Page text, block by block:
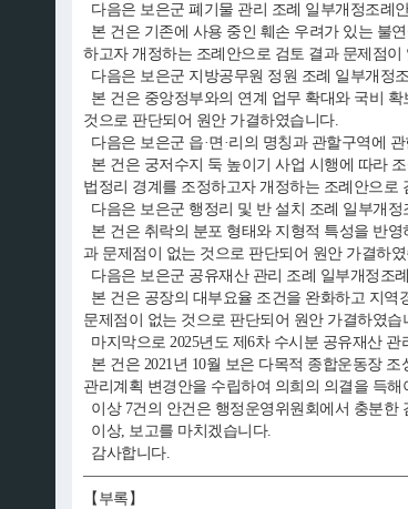
다음은 보은군 폐기물 관리 조례 일부개정조례
본 건은 기존에 사용 중인 훼손 우려가 있는 불
하고자 개정하는 조례안으로 검토 결과 문제점
다음은 보은군 지방공무원 정원 조례 일부개정
본 건은 중앙정부와의 연계 업무 확대와 국비
것으로 판단되어 원안 가결하였습니다.
다음은 보은군 읍·면·리의 명칭과 관할구역에
본 건은 궁저수지 둑 높이기 사업 시행에 따라
법정리 경계를 조정하고자 개정하는 조례안으
다음은 보은군 행정리 및 반 설치 조례 일부개
본 건은 취락의 분포 형태와 지형적 특성을 반
과 문제점이 없는 것으로 판단되어 원안 가결하
다음은 보은군 공유재산 관리 조례 일부개정조
본 건은 공장의 대부요율 조건을 완화하고 지
문제점이 없는 것으로 판단되어 원안 가결하였습
마지막으로 2025년도 제6차 수시분 공유재산
본 건은 2021년 10월 보은 다목적 종합운동장
관리계획 변경안을 수립하여 의희의 의결을 득
이상 7건의 안건은 행정운영위원회에서 충분
이상, 보고를 마치겠습니다.
감사합니다.
【부록】